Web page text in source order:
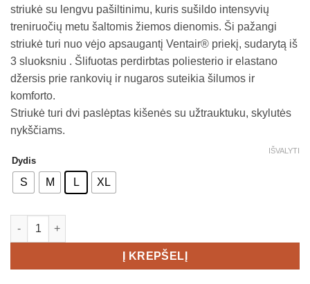
striukė su lengvu pašiltinimu, kuris sušildo intensyvių
treniruočių metu šaltomis žiemos dienomis. Ši pažangi
striukė turi nuo vėjo apsaugantį Ventair® priekį, sudarytą iš
3 sluoksniu . Šlifuotas perdirbtas poliesterio ir elastano
džersis prie rankovių ir nugaros suteikia šilumos ir
komforto.
Striukė turi dvi paslėptas kišenės su užtrauktuku, skylutės
nykščiams.
Dydis
S M L XL
IŠVALYTI
produkto kiekis: CRAFT ADV SubZ Jacket 2 Men's
Į KREPŠELĮ